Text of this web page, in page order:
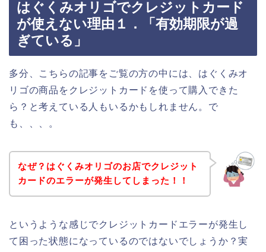
はぐくみオリゴでクレジットカード
が使えない理由１．「有効期限が過
ぎている」
多分、こちらの記事をご覧の方の中には、はぐくみオ
リゴの商品をクレジットカードを使って購入できた
ら？と考えている人もいるかもしれません。で
も、、、。
なぜ？はぐくみオリゴのお店でクレジット
カードのエラーが発生してしまった！！
というような感じでクレジットカードエラーが発生し
て困った状態になっているのではないでしょうか？実